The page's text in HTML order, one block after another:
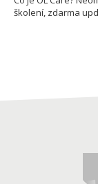
školení, zdarma